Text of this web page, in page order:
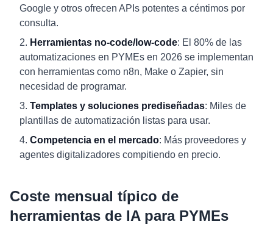
Google y otros ofrecen APIs potentes a céntimos por
consulta.
Herramientas no-code/low-code: El 80% de las
automatizaciones en PYMEs en 2026 se implementan
con herramientas como n8n, Make o Zapier, sin
necesidad de programar.
Templates y soluciones prediseñadas: Miles de
plantillas de automatización listas para usar.
Competencia en el mercado: Más proveedores y
agentes digitalizadores compitiendo en precio.
Coste mensual típico de
herramientas de IA para PYMEs